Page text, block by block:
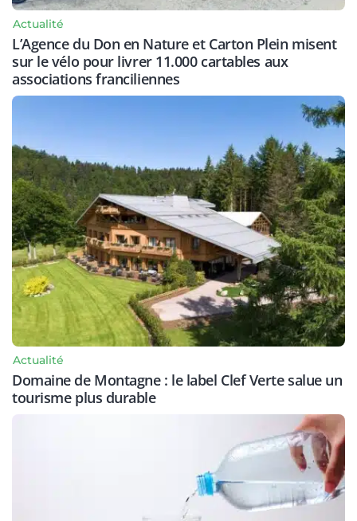
Actualité
L’Agence du Don en Nature et Carton Plein misent
sur le vélo pour livrer 11.000 cartables aux
associations franciliennes
Actualité
Domaine de Montagne : le label Clef Verte salue un
tourisme plus durable